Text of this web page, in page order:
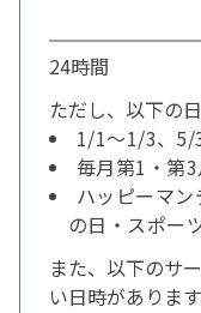
24時間
ただし、以下の
1/1～1/3、5/
毎月第1・第
ハッピーマ
の日・スポー
また、以下のサ
い日時があります